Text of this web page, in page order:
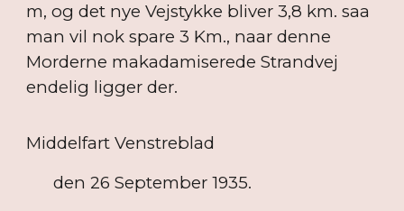
m, og det nye Vejstykke bliver 3,8 km. saa
man vil nok spare 3 Km., naar denne
Morderne makadamiserede Strandvej
endelig ligger der.
Middelfart Venstreblad
den 26 September 1935.